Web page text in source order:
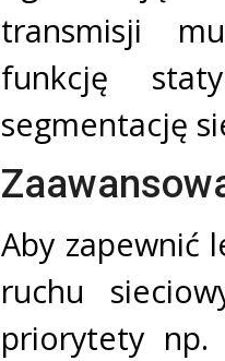
transmisji
funkcję
segmentację
Aby zapewnić
ruchu
priorytety np.